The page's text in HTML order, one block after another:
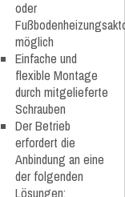
oder
möglich
Einfache und
flexible Montage
durch mitgelieferte
Schrauben
Der Betrieb
erfordert die
Anbindung an eine
der folgenden
Lösungen: